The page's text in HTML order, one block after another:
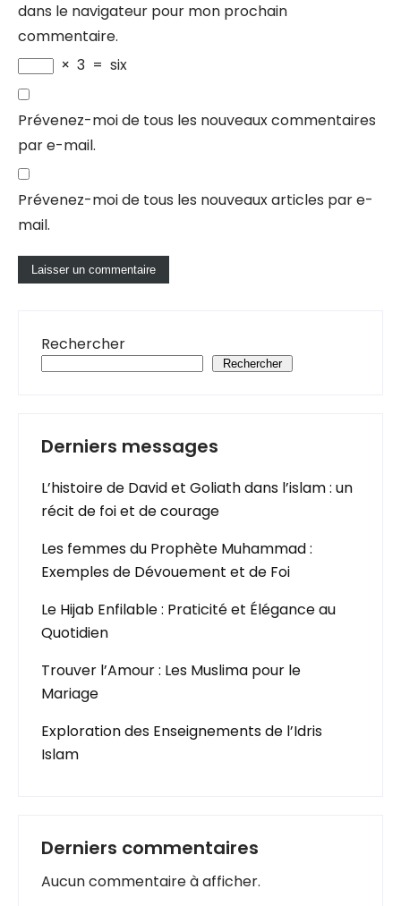
dans le navigateur pour mon prochain
commentaire.
× 3 = six
Prévenez-moi de tous les nouveaux commentaires
par e-mail.
Prévenez-moi de tous les nouveaux articles par e-
mail.
Rechercher
Rechercher
Derniers messages
L’histoire de David et Goliath dans l’islam : un
récit de foi et de courage
Les femmes du Prophète Muhammad :
Exemples de Dévouement et de Foi
Le Hijab Enfilable : Praticité et Élégance au
Quotidien
Trouver l’Amour : Les Muslima pour le
Mariage
Exploration des Enseignements de l’Idris
Islam
Derniers commentaires
Aucun commentaire à afficher.